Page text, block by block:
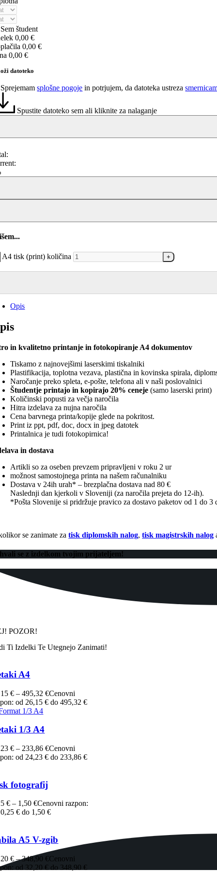
Sem študent
0,00 €
0,00 €
0,00 €
datoteko
Sprejemamsplošne pogoje in potrjujem, da datoteka ustreza
Spustite datoteko sem ali kliknite za nalaganje
A4 tisk (print) količina
Opis
in kvalitetno printanje in fotokopiranje A4 dokumentov
Tiskamo z najnovejšimi laserskimi tiskalniki
Plastifikacija, toplotna vezava, plastična in kovinska spirala,
Naročanje preko spleta, e-pošte, telefona ali v naši poslovalnici
Študentje printajo in kopirajo 20% ceneje (samo laserski print)
Količinski popusti za večja naročila
Hitra izdelava za nujna naročila
Cena barvnega printa/kopije glede na pokritost.
Print iz ppt, pdf, doc, docx in jpeg datotek
Printalnica je tudi fotokopirnica!
in dostava
Artikli so za oseben prevzem pripravljeni v roku 2 ur
možnost samostojnega printa na našem računalniku
Dostava v 24ih urah* – brezplačna dostava nad 80 €
Naslednji dan kjerkoli v Sloveniji (za naročila prejeta do 12-ih).
*Pošta Slovenije si pridržuje pravico za dostavo paketov od 1 do 3
se zanimate zatisk diplomskih nalog,tisk magistrskih nalog
se z izdelkom tvojim prijateljem!
POZOR!
Ti Izdelki Te Utegnejo Zanimati!
A4
€ – 495,32€Cenovni
od 26,15 € do 495,32 €
1/3 A4
€ – 233,86€Cenovni
od 24,23 € do 233,86 €
fotografij
€ – 1,50€Cenovni razpon:
€ do 1,50 €
A5 V-zgib
€ – 348,90 €Cenovni
od 32,20 € do 348,90 €